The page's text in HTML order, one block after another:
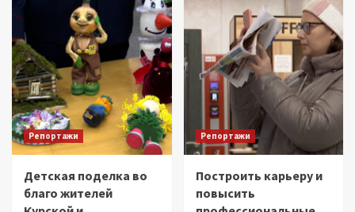
Репортажи
Детская поделка во
благо жителей
Репортажи
Построить карьеру и
повысить